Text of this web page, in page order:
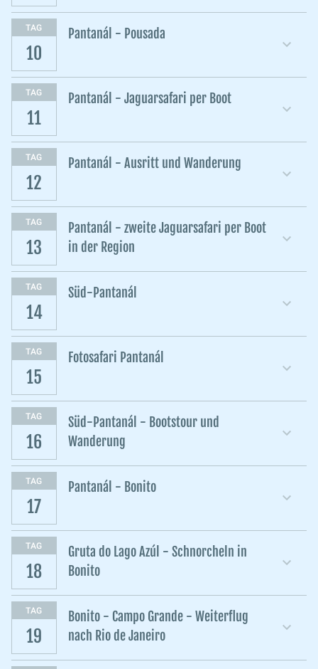
TAG
10
Pantanál - Pousada
TAG
11
Pantanál - Jaguarsafari per Boot
TAG
12
Pantanál - Ausritt und Wanderung
TAG
13
Pantanál - zweite Jaguarsafari per Boot
in der Region
TAG
14
Süd-Pantanál
TAG
15
Fotosafari Pantanál
TAG
16
Süd-Pantanál - Bootstour und
Wanderung
TAG
17
Pantanál - Bonito
TAG
18
Gruta do Lago Azúl - Schnorcheln in
Bonito
TAG
19
Bonito - Campo Grande - Weiterflug
nach Rio de Janeiro